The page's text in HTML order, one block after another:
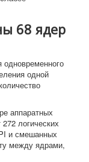
68 ядер
одновременного
одной
аппаратных
логических
и смешанных
между ядрами,